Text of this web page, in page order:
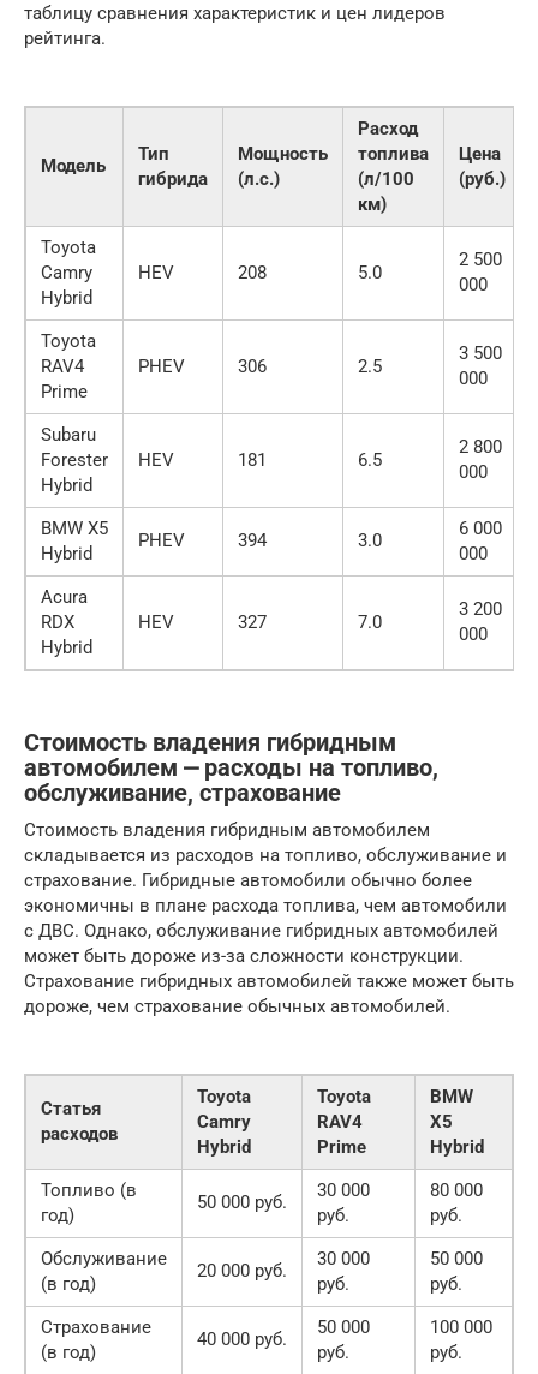
таблицу сравнения характеристик и цен лидеров
рейтинга.
Модель
Тип
гибрида
Мощность
(л.с.)
Расход
топлива
(л/100
км)
Цена
(руб.)
Toyota
Camry
Hybrid
HEV 208 5.0
2 500
000
Toyota
RAV4
Prime
PHEV 306 2.5
3 500
000
Subaru
Forester
Hybrid
HEV 181 6.5
2 800
000
BMW X5
Hybrid
PHEV 394 3.0
6 000
000
Acura
RDX
Hybrid
HEV 327 7.0
3 200
000
Стоимость владения гибридным
автомобилем ⎼ расходы на топливо,
обслуживание, страхование
Стоимость владения гибридным автомобилем
складывается из расходов на топливо, обслуживание и
страхование. Гибридные автомобили обычно более
экономичны в плане расхода топлива, чем автомобили
с ДВС. Однако, обслуживание гибридных автомобилей
может быть дороже из-за сложности конструкции.
Страхование гибридных автомобилей также может быть
дороже, чем страхование обычных автомобилей.
Статья
расходов
Toyota
Camry
Hybrid
Toyota
RAV4
Prime
BMW
X5
Hybrid
Топливо (в
год)
50 000 руб.
30 000
руб.
80 000
руб.
Обслуживание
(в год)
20 000 руб.
30 000
руб.
50 000
руб.
Страхование
(в год)
40 000 руб.
50 000
руб.
100 000
руб.